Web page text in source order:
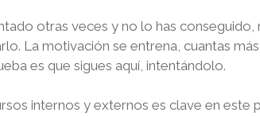
otras veces y no lo has
La motivación se entrena, cuantas
es que sigues aquí, intentándolo.
internos y externos es clave en